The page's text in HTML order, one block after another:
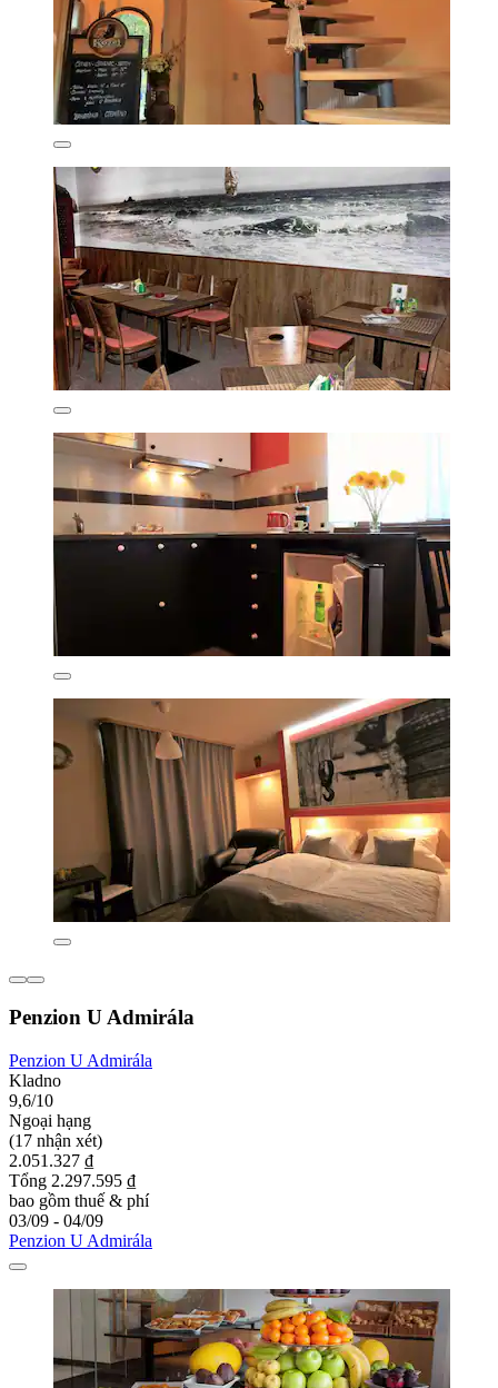
Penzion U Admirála
Penzion U Admirála
Kladno
9,6/10
Ngoại hạng
(17 nhận xét)
2.051.327 ₫
Tổng 2.297.595 ₫
bao gồm thuế & phí
03/09 - 04/09
Penzion U Admirála